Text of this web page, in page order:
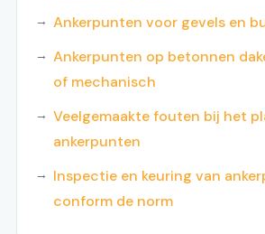
Ankerpunten voor gevels en
Ankerpunten op betonnen
of mechanisch
Veelgemaakte fouten bij het
ankerpunten
Inspectie en keuring van
conform de norm